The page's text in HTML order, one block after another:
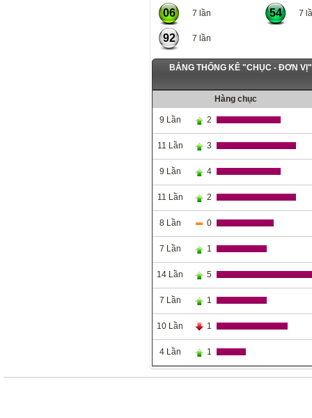
06 7 lần 54 7
92 7 lần
BẢNG THỐNG KÊ "CHỤC - ĐƠN
Hàng chục
9 Lần 2
11 Lần 3
9 Lần 4
11 Lần 2
8 Lần 0
7 Lần 1
14 Lần 5
7 Lần 1
10 Lần 1
4 Lần 1